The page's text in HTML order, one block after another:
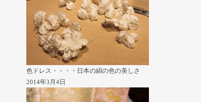
色ドレス・・・・日本の絹の色の美しさ
2014年3月4日